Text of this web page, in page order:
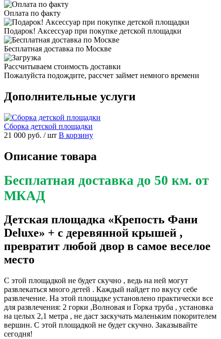
Оплата по факту
Подарок! Аксессуар при покупке детской площадки
Бесплатная доставка по Москве
Рассчитываем стоимость доставки
Пожалуйста подождите, рассчет займет немного времени
Дополнительные услуги
Сборка детской площадки
21 000 руб. / шт В корзину
Описание товара
Бесплатная доставка до 50 км. от
МКАД
Детская площадка «Крепость Фани
Deluxe» + с деревянной крышей ,
превратит любой двор в самое веселое
место
С этой площадкой не будет скучно , ведь на ней могут
развлекаться много детей . Каждый найдет по вкусу себе
развлечение. На этой площадке установлено практически все
для развлечения: 2 горки ,Волновая и Горка труба , установка
на целых 2,1 метра , не даст заскучать маленьким покорителем
вершин. С этой площадкой не будет скучно. Заказывайте
сегодня!